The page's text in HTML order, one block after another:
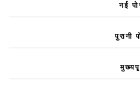
नई
पुरानी